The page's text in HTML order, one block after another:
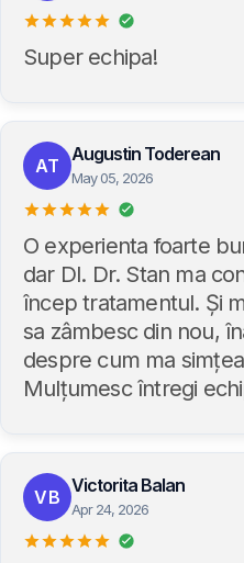
Super echipa!
AT
Augustin Toderean
May 05, 2026
O experienta foarte
dar Dl. Dr. Stan ma
încep tratamentul. Și
sa zâmbesc din nou,
despre cum ma
Mulțumesc întregi
VB
Victorita Balan
Apr 24, 2026